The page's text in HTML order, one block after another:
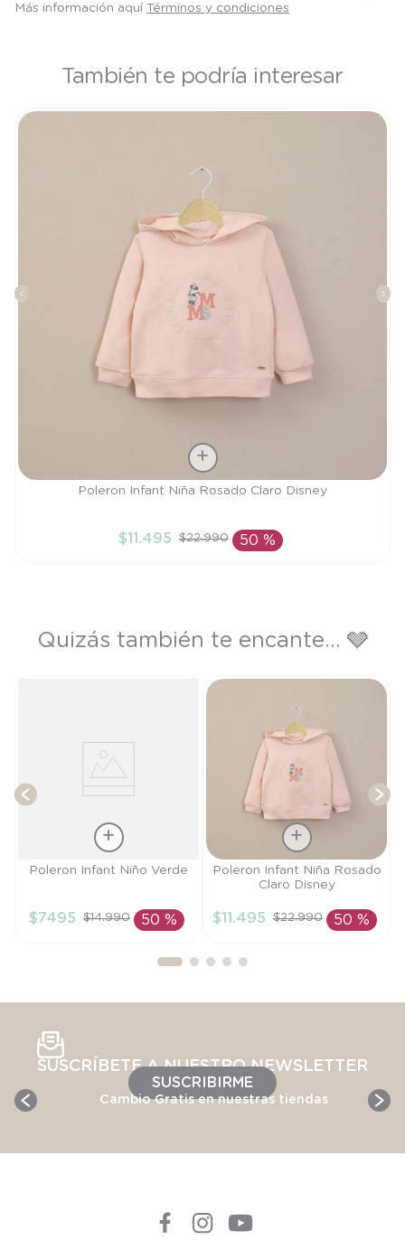
Más información aquí Términos y condiciones
También te podría interesar
AÑADIR AL CARRITO
Poleron Infant Niña Rosado Claro Disney
$11 .495 $22.990 50 %
Quizás también te encante... 🩶
Talla
AÑADIR AL
Poleron Infant Niño Verde
$7495 $14.990 50 %
Talla
AÑADIR AL
Poleron Infant Niña Rosado
Claro Disney
$11 .495 $22.990 50 %
SUSCRÍBETE A NUESTRO NEWSLETTER
SUSCRIBIRME
Cambio Gratis en nuestras tiendas